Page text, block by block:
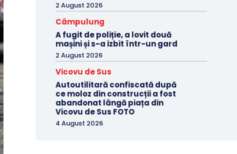
2 August 2026
Câmpulung
A fugit de poliție, a lovit două
mașini și s-a izbit într-un gard
2 August 2026
Vicovu de Sus
Autoutilitară confiscată după
ce moloz din construcții a fost
abandonat lângă piața din
Vicovu de Sus FOTO
4 August 2026